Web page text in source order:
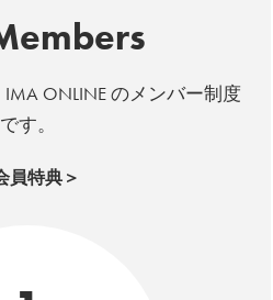
IMA ONLINE のメンバー制度
です。
員特典＞